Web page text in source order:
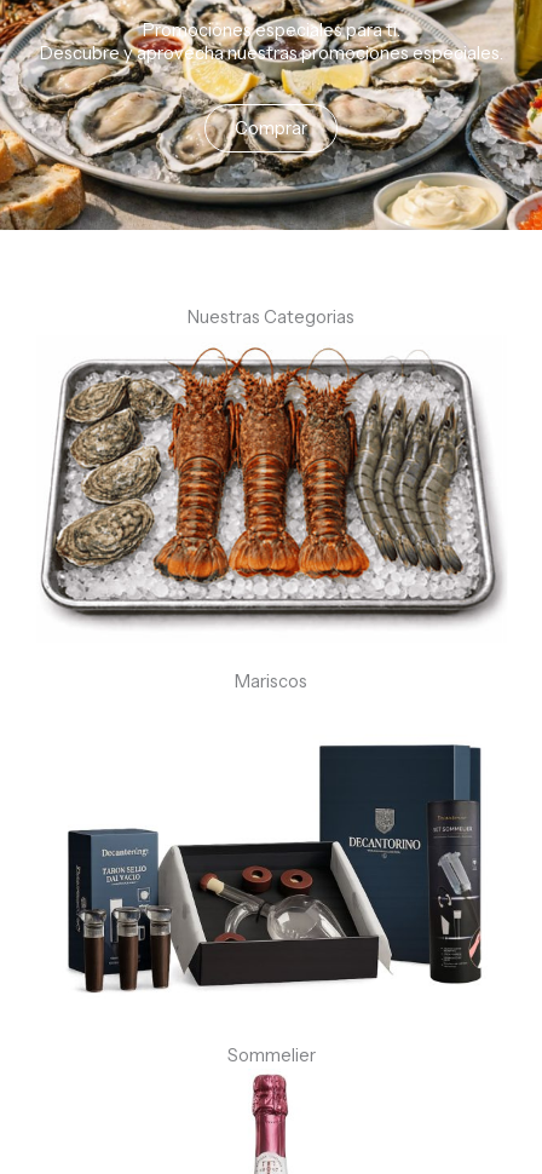
Promociones especiales para ti.
Descubreyaprovechanuestraspromocionesespeciales.
Comprar
Nuestras Categorias
Mariscos
Sommelier